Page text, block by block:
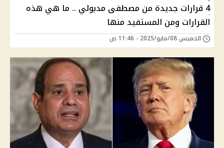
4 قرارات جديدة من مصطفى مدبولي .. ما هي هذه
القرارات ومن المستفيد منها
الخميس 08/مايو/2025 - 11:46 ص